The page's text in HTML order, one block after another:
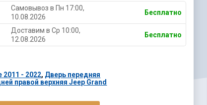
Самовывоз в Пн 17:00,
10.08.2026
Бесплатно
Доставим в Ср 10:00,
12.08.2026
Бесплатно
2011 - 2022, Дверь передняя
правой верхняя Jeep Grand